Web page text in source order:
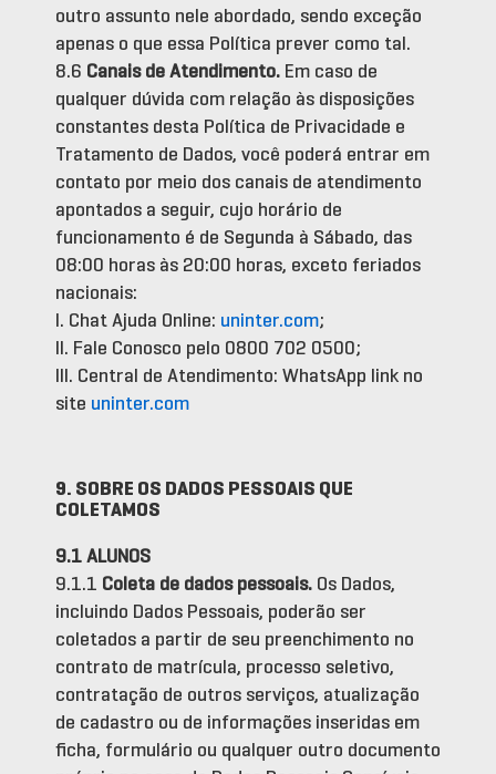
outro assunto nele abordado, sendo exceção
apenas o que essa Política prever como tal.
8.6 Canais de Atendimento. Em caso de
qualquer dúvida com relação às disposições
constantes desta Política de Privacidade e
Tratamento de Dados, você poderá entrar em
contato por meio dos canais de atendimento
apontados a seguir, cujo horário de
funcionamento é de Segunda à Sábado, das
08:00 horas às 20:00 horas, exceto feriados
nacionais:
I. Chat Ajuda Online: uninter.com;
II. Fale Conosco pelo 0800 702 0500;
III. Central de Atendimento: WhatsApp link no
site uninter.com
9. SOBRE OS DADOS PESSOAIS QUE
COLETAMOS
9.1 ALUNOS
9.1.1 Coleta de dados pessoais. Os Dados,
incluindo Dados Pessoais, poderão ser
coletados a partir de seu preenchimento no
contrato de matrícula, processo seletivo,
contratação de outros serviços, atualização
de cadastro ou de informações inseridas em
ficha, formulário ou qualquer outro documento